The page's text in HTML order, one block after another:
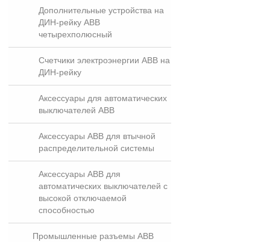
Дополнительные устройства на
ДИН-рейку ABB
четырехполюсный
Счетчики электроэнергии ABB на
ДИН-рейку
Аксессуары для автоматических
выключателей ABB
Аксессуары ABB для втычной
распределительной системы
Аксессуары ABB для
автоматических выключателей с
высокой отключаемой
способностью
Промышленные разъемы ABB